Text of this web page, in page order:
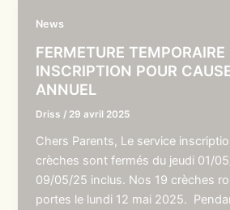
News
FERMETURE TEMPORAIRE
INSCRIPTION POUR
ANNUEL
Driss / 29 avril 2025
Chers Parents, Le service
crèches sont fermés du jeudi 01/
09/05/25 inclus. Nos 19 crèches
portes le lundi 12 mai 2025.